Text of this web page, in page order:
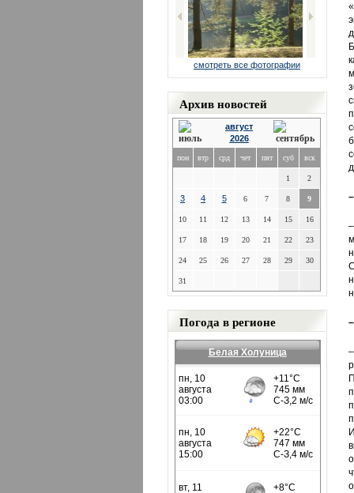
смотреть все фотографии
Архив новостей
август
2026
пон втр срд чет пят суб вск
1 2
3 4 5 6 7 8 9
10 11 12 13 14 15 16
17 18 19 20 21 22 23
24 25 26 27 28 29 30
31
Погода в регионе
Белая Холуница